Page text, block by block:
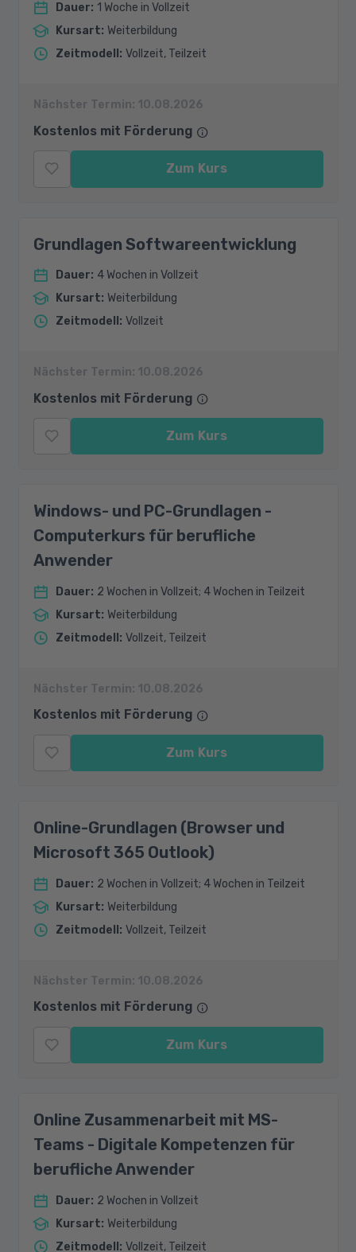
Dauer: 1 Woche in Vollzeit
Kursart: Weiterbildung
Zeitmodell : Vollzeit, Teilzeit
Nächster Termin: 10.08.2026
Kostenlos mit Förderung
Zum Kurs
Grundlagen Softwareentwicklung
Dauer: 4 Wochen in Vollzeit
Kursart: Weiterbildung
Zeitmodell : Vollzeit
Nächster Termin: 10.08.2026
Kostenlos mit Förderung
Zum Kurs
Windows- und PC-Grundlagen -
Computerkurs für berufliche
Anwender
Dauer: 2 Wochen in Vollzeit; 4 Wochen in Teilzeit
Kursart: Weiterbildung
Zeitmodell : Vollzeit, Teilzeit
Nächster Termin: 10.08.2026
Kostenlos mit Förderung
Zum Kurs
Online-Grundlagen (Browser und
Microsoft 365 Outlook)
Dauer: 2 Wochen in Vollzeit; 4 Wochen in Teilzeit
Kursart: Weiterbildung
Zeitmodell : Vollzeit, Teilzeit
Nächster Termin: 10.08.2026
Kostenlos mit Förderung
Zum Kurs
Online Zusammenarbeit mit MS-
Teams - Digitale Kompetenzen für
berufliche Anwender
Dauer: 2 Wochen in Vollzeit
Kursart: Weiterbildung
Zeitmodell : Vollzeit, Teilzeit